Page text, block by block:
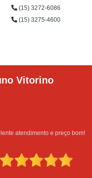
(15) 3272-6086
(15) 3275-4600
Donadel
feito na hora e de qualidade